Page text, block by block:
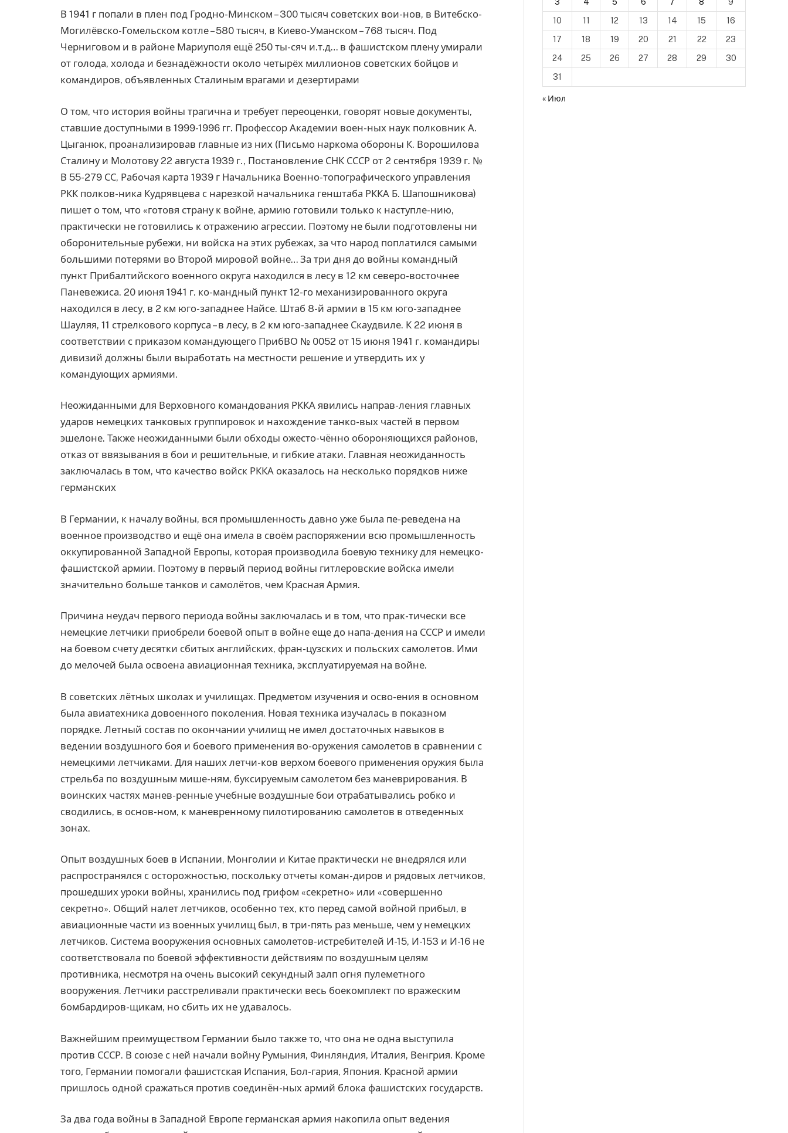
В 1941 г попали в плен под Гродно-Минском – 300 тысяч советских вои-нов, в Витебско-
Могилёвско-Гомельском котле – 580 тысяч, в Киево-Уманском – 768 тысяч. Под
Черниговом и в районе Мариуполя ещё 250 ты-сяч и.т.д… в фашистском плену умирали
от голода, холода и безнадёжности около четырёх миллионов советских бойцов и
командиров, объявленных Сталиным врагами и дезертирами
О том, что история войны трагична и требует переоценки, говорят новые документы,
ставшие доступными в 1999-1996 гг. Профессор Академии воен-ных наук полковник А.
Цыганюк, проанализировав главные из них (Письмо наркома обороны К. Ворошилова
Сталину и Молотову 22 августа 1939 г., Постановление СНК СССР от 2 сентября 1939 г. №
В 55-279 СС, Рабочая карта 1939 г Начальника Военно-топографического управления
РКК полков-ника Кудрявцева с нарезкой начальника генштаба РККА Б. Шапошникова)
пишет о том, что «готовя страну к войне, армию готовили только к наступле-нию,
практически не готовились к отражению агрессии. Поэтому не были подготовлены ни
оборонительные рубежи, ни войска на этих рубежах, за что народ поплатился самыми
большими потерями во Второй мировой войне… За три дня до войны командный
пункт Прибалтийского военного округа находился в лесу в 12 км северо-восточнее
Паневежиса. 20 июня 1941 г. ко-мандный пункт 12-го механизированного округа
находился в лесу, в 2 км юго-западнее Найсе. Штаб 8-й армии в 15 км юго-западнее
Шауляя, 11 стрелкового корпуса – в лесу, в 2 км юго-западнее Скаудвиле. К 22 июня в
соответствии с приказом командующего ПрибВО № 0052 от 15 июня 1941 г. командиры
дивизий должны были выработать на местности решение и утвердить их у
командующих армиями.
Неожиданными для Верховного командования РККА явились направ-ления главных
ударов немецких танковых группировок и нахождение танко-вых частей в первом
эшелоне. Также неожиданными были обходы ожесто-чённо обороняющихся районов,
отказ от ввязывания в бои и решительные, и гибкие атаки. Главная неожиданность
заключалась в том, что качество войск РККА оказалось на несколько порядков ниже
германских
В Германии, к началу войны, вся промышленность давно уже была пе-реведена на
военное производство и ещё она имела в своём распоряжении всю промышленность
оккупированной Западной Европы, которая производила боевую технику для немецко-
фашистской армии. Поэтому в первый период войны гитлеровские войска имели
значительно больше танков и самолётов, чем Красная Армия.
Причина неудач первого периода войны заключалась и в том, что прак-тически все
немецкие летчики приобрели боевой опыт в войне еще до напа-дения на СССР и имели
на боевом счету десятки сбитых английских, фран-цузских и польских самолетов. Ими
до мелочей была освоена авиационная техника, эксплуатируемая на войне.
В советских лётных школах и училищах. Предметом изучения и осво-ения в основном
была авиатехника довоенного поколения. Новая техника изучалась в показном
порядке. Летный состав по окончании училищ не имел достаточных навыков в
ведении воздушного боя и боевого применения во-оружения самолетов в сравнении с
немецкими летчиками. Для наших летчи-ков верхом боевого применения оружия была
стрельба по воздушным мише-ням, буксируемым самолетом без маневрирования. В
воинских частях манев-ренные учебные воздушные бои отрабатывались робко и
сводились, в основ-ном, к маневренному пилотированию самолетов в отведенных
зонах.
Опыт воздушных боев в Испании, Монголии и Китае практически не внедрялся или
распространялся с осторожностью, поскольку отчеты коман-диров и рядовых летчиков,
прошедших уроки войны, хранились под грифом «секретно» или «совершенно
секретно». Общий налет летчиков, особенно тех, кто перед самой войной прибыл, в
авиационные части из военных училищ был, в три-пять раз меньше, чем у немецких
летчиков. Система вооружения основных самолетов-истребителей И-15, И-153 и И-16 не
соответствовала по боевой эффективности действиям по воздушным целям
противника, несмотря на очень высокий секундный залп огня пулеметного
вооружения. Летчики расстреливали практически весь боекомплект по вражеским
бомбардиров-щикам, но сбить их не удавалось.
Важнейшим преимуществом Германии было также то, что она не одна выступила
против СССР. В союзе с ней начали войну Румыния, Финляндия, Италия, Венгрия. Кроме
того, Германии помогали фашистская Испания, Бол-гария, Япония. Красной армии
пришлось одной сражаться против соединён-ных армий блока фашистских государств.
За два года войны в Западной Европе германская армия накопила опыт ведения
10
11 12 13 14 15
16
17
18 19 20 21 22
23
24
25 26 27 28 29
30
31
« Июл